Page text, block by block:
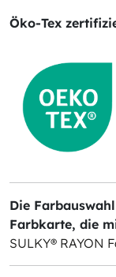
Öko-Tex
Die
Farbkarte, die
SULKY® RAYON